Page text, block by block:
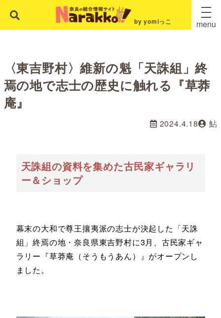
by yomiっこ menu
〈東吉野村〉維新の魁「天誅組」終
焉の地で志士の歴史に触れる『草莽
庵』
2024.4.18 鮎
天誅組の資料を集めた古民家ギャラリ
ー＆ショップ
幕末の大和で尊王攘夷派の志士が決起した「天誅
組」終焉の地・奈良県東吉野村に3月、古民家ギャ
ラリー『草莽庵（そうもうあん）』がオープンし
ました。